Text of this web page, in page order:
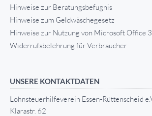
Hinweise zur Beratungsbefugnis
Hinweise zum Geldwäschegesetz
Hinweise zur Nutzung von Microsoft Office
Widerrufsbelehrung für Verbraucher
UNSERE KONTAKTDATEN
Lohnsteuerhilfeverein Essen-Rüttenscheid
Klarastr. 62